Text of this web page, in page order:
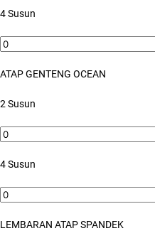
4 Susun
ATAP GENTENG OCEAN
2 Susun
4 Susun
LEMBARAN ATAP SPANDEK